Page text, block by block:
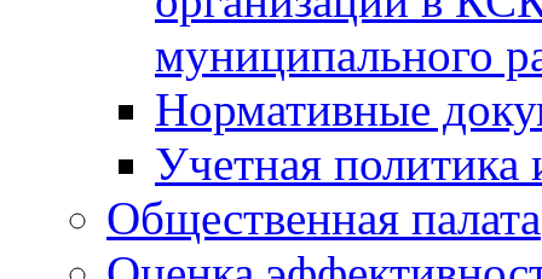
муниципального
Нормативные
Учетная политика
Общественная палата